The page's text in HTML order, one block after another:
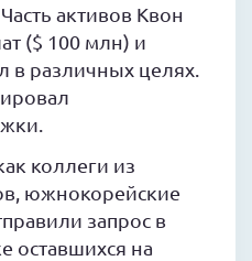
. Часть активов Квон
($ 100 млн) и
в различных целях.
коллеги из
южнокорейские
запрос в
оставшихся на